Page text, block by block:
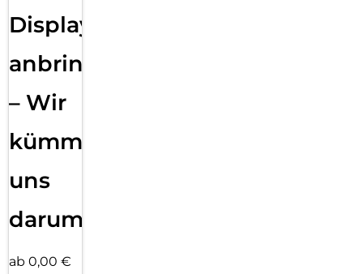
Displayfolie
anbringen
– Wir
kümmern
uns
darum!
ab 0,00 €